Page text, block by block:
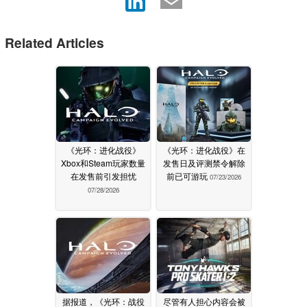
Related Articles
《光环：进化战役》
Xbox和Steam玩家数量
在发售前引发担忧
07/28/2026
《光环：进化战役》在
发售日及评测禁令解除
前已可游玩 07/23/2026
据报道，《光环：战役 尽管有人担心内容会被